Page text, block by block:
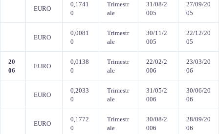
EURO
0,1741
0
Trimestr
ale
31/08/2
005
27/09/20
05
EURO
0,0081
0
Trimestr
ale
30/11/2
005
22/12/20
05
20
06
EURO
0,0138
0
Trimestr
ale
22/02/2
006
23/03/20
06
EURO
0,2033
0
Trimestr
ale
31/05/2
006
30/06/20
06
EURO
0,1772
0
Trimestr
ale
30/08/2
006
28/09/20
06